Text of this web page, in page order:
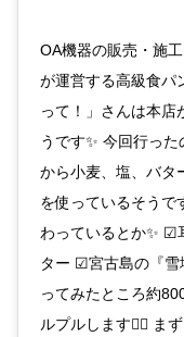
OA機器の販売・施
が運営する高級食パ
って！」さんは本店
うです✨ 今回行っ
から小麦、塩、バタ
を使っているそうで
わっているとか✨ ☑︎
ター ☑︎宮古島の『雪
ってみたところ約
ルプルします🙋‍♀️ ま